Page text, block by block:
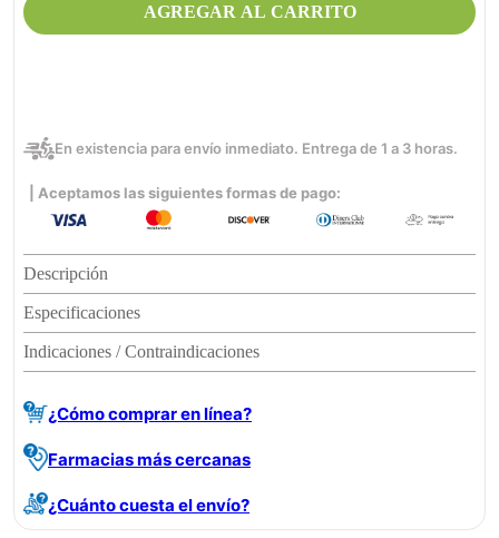
AGREGAR AL CARRITO
En existencia para envío inmediato. Entrega de 1 a 3 horas.
| Aceptamos las siguientes formas de pago:
Descripción
Especificaciones
Indicaciones / Contraindicaciones
¿Cómo comprar en línea?
Farmacias más cercanas
¿Cuánto cuesta el envío?